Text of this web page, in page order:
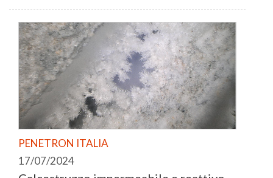
PENETRON ITALIA
17/07/2024